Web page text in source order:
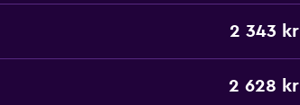
2 343 kr
2 628 kr